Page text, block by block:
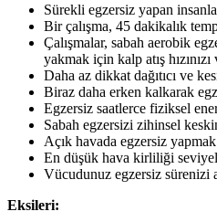
Sürekli egzersiz yapan
Bir çalışma, 45 dakikalık
Çalışmalar, sabah aerobik
yakmak için kalp atış
Daha az dikkat dağıtıcı ve
Biraz daha erken kalkarak
Egzersiz saatlerce fiziksel
Sabah egzersizi zihinsel
Açık havada egzersiz
En düşük hava kirliliği
Vücudunuz egzersiz sürenizi
Eksileri: